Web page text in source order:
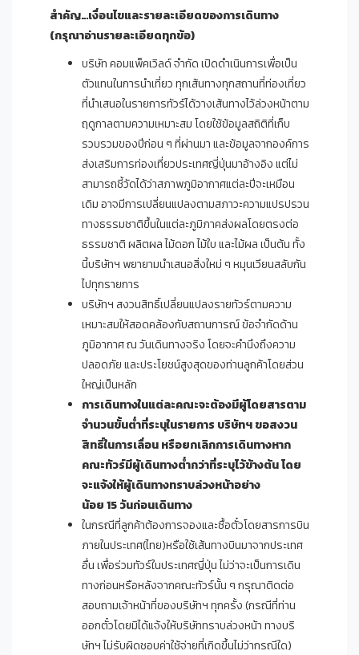
สำคัญ…เงื่อนไขและรายละเอียดของการเดินทาง
(กรุณาอ่านรายละเอียดทุกข้อ)
บริษัท คอมแพ็คเวิลด์ จำกัด เปิดดำเนินการเพื่อเป็น
ตัวแทนในการนำเที่ยว ทุกเส้นทางทุกสถานที่ท่องเที่ยว
ที่นำเสนอในรายการทัวร์ได้วางเส้นทางไว้ล่วงหน้าตาม
ฤดูกาลตามความเหมาะสม โดยใช้ข้อมูลสถิติที่เก็บ
รวบรวมของปีก่อน ๆ ที่ผ่านมา และข้อมูลจากองค์การ
ส่งเสริมการท่องเที่ยวประเทศญี่ปุ่นมาอ้างอิง แต่ไม่
สามารถชี้วัดได้ว่าสภาพภูมิอากาศแต่ละปีจะเหมือน
เดิม อาจมีการเปลี่ยนแปลงตามสภาวะความแปรปรวน
ทางธรรมชาติขึ้นในแต่ละภูมิภาคส่งผลโดยตรงต่อ
ธรรมชาติ ผลิตผล ไม้ดอก ไม้ใบ และไม้ผล เป็นต้น ทั้ง
นี้บริษัทฯ พยายามนำเสนอสิ่งใหม่ ๆ หมุนเวียนสลับกัน
ไปทุกรายการ
บริษัทฯ สงวนสิทธิ์เปลี่ยนแปลงรายทัวร์ตามความ
เหมาะสมให้สอดคล้องกับสถานการณ์ ข้อจำกัดด้าน
ภูมิอากาศ ณ วันเดินทางจริง โดยจะคำนึงถึงความ
ปลอดภัย และประโยชน์สูงสุดของท่านลูกค้าโดยส่วน
ใหญ่เป็นหลัก
การเดินทางในแต่ละคณะจะต้องมีผู้โดยสารตาม
จำนวนขั้นต่ำที่ระบุในรายการ บริษัทฯ ขอสงวน
สิทธิ์ในการเลื่อน หรือยกเลิกการเดินทางหาก
คณะทัวร์มีผู้เดินทางต่ำกว่าที่ระบุไว้ข้างต้นโดย
จะแจ้งให้ผู้เดินทางทราบล่วงหน้าอย่าง
น้อย15วันก่อนเดินทาง
ในกรณีที่ลูกค้าต้องการจองและซื้อตั๋วโดยสารการบิน
ภายในประเทศ(ไทย)หรือใช้เส้นทางบินมาจากประเทศ
อื่น เพื่อร่วมทัวร์ในประเทศญี่ปุ่น ไม่ว่าจะเป็นการเดิน
ทางก่อนหรือหลังจากคณะทัวร์นั้น ๆ กรุณาติดต่อ
สอบถามเจ้าหน้าที่ของบริษัทฯ ทุกครั้ง (กรณีที่ท่าน
ออกตั๋วโดยมิได้แจ้งให้บริษัททราบล่วงหน้า ทางบริ
ษัทฯ ไม่รับผิดชอบค่าใช้จ่ายที่เกิดขึ้นไม่ว่ากรณีใด)